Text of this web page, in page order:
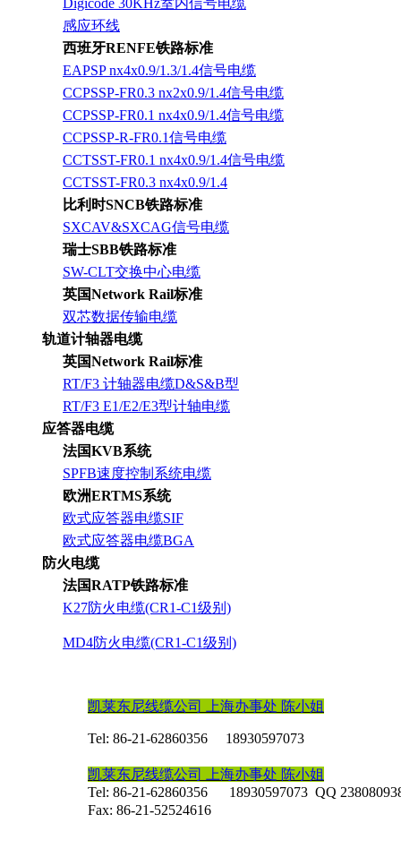
Digicode 30KHz室内信号电缆
感应环线
西班牙RENFE铁路标准
EAPSP nx4x0.9/1.3/1.4信号电缆
CCPSSP-FR0.3 nx2x0.9/1.4信号电缆
CCPSSP-FR0.1 nx4x0.9/1.4信号电缆
CCPSSP-R-FR0.1信号电缆
CCTSST-FR0.1 nx4x0.9/1.4信号电缆
CCTSST-FR0.3 nx4x0.9/1.4
比利时SNCB铁路标准
SXCAV&SXCAG信号电缆
瑞士SBB铁路标准
SW-CLT交换中心电缆
英国Network Rail标准
双芯数据传输电缆
轨道计轴器电缆
英国Network Rail标准
RT/F3 计轴器电缆D&S&B型
RT/F3 E1/E2/E3型计轴电缆
应答器电缆
法国KVB系统
SPFB速度控制系统电缆
欧洲ERTMS系统
欧式应答器电缆SIF
欧式应答器电缆BGA
防火电缆
法国RATP铁路标准
K27防火电缆(CR1-C1级别)
MD4防火电缆(CR1-C1级别)
凯莱东尼线缆公司 上海办事处 陈小姐
Tel: 86-21-62860356 18930597073
凯莱东尼线缆公司 上海办事处 陈小姐
Tel: 86-21-62860356
18930597073 QQ
Fax: 86-21-52524616